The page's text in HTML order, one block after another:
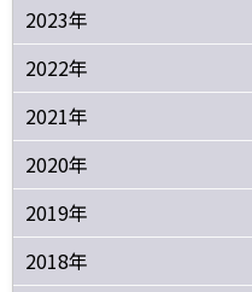
2023年
2022年
2021年
2020年
2019年
2018年